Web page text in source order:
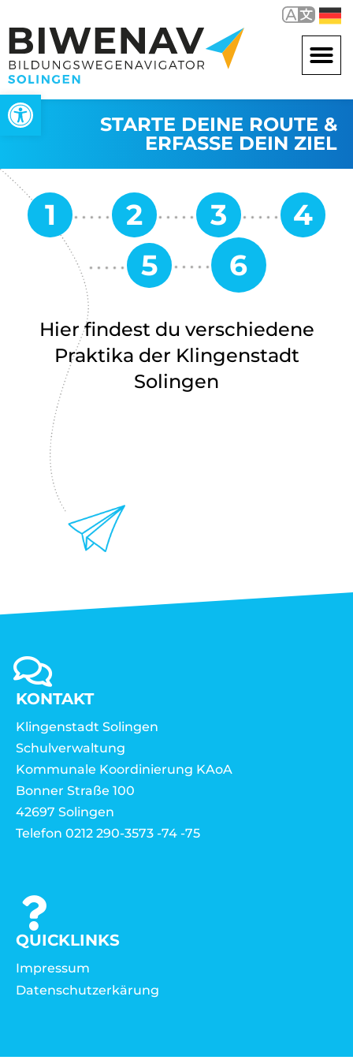
Werkzeugleiste öffnen
STARTE DEINE ROUTE &
ERFASSE DEIN ZIEL
Hier findest du verschiedene
Praktika der Klingenstadt
Solingen
KONTAKT
Klingenstadt Solingen
Schulverwaltung
Kommunale Koordinierung KAoA
Bonner Straße 100
42697 Solingen
Telefon 0212 290-3573 -74 -75
QUICKLINKS
Impressum
Datenschutzerkärung